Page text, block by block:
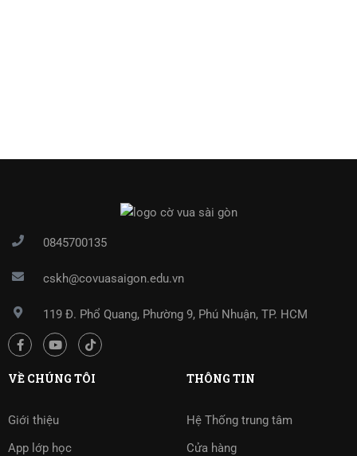
0845700135
cskh@covuasaigon.edu.vn
119 Đ. Phổ Quang, Phường 9, Phú Nhuận, TP. HCM
VỀ CHÚNG TÔI
Giới thiệu
App lớp học
THÔNG TIN
Hệ Thống trung tâm
Cửa hàng